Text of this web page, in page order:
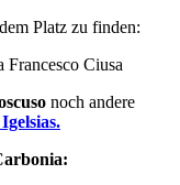
Platz zu finden:
Francesco Ciusa
noch andere